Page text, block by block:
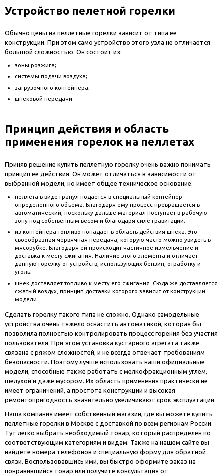
Устройство пелетной горелки
Обычно цены на пеллетные горелки зависит от типа ее
конструкции. При этом само устройство этого узла не отличается
большой сложностью. Он состоит из:
зоны розжига;
системы подачи воздуха;
загрузочного контейнера;
шнековой передачи.
Принцип действия и область
применения горелок на пеллетах
Приняв решение купить пеллетную горелку очень важно понимать
принцип ее действия. Он может отличаться в зависимости от
выбранной модели, но имеет общее техническое основание:
пеллета в виде гранул подается в специальный контейнер
определенного объема. Благодаря ему процесс превращается в
автоматический, поскольку дальше материал поступает в рабочую
зону под собственным весом и благодаря силе гравитации;
из контейнера топливо попадает в область действия шнека. Это
своеобразная червячная передача, которую часто можно увидеть в
мясорубке. Благодаря ей происходит частичное измельчение и
доставка к месту сжигания. Наличие этого элемента и отличает
данную горелку от устройств, использующих бензин, отработку и
уголь;
шнек доставляет топливо к месту его сжигания. Сюда же доставляется
сжатый воздух, принцип доставки которого зависит от конструкции
модели.
Сделать горелку такого типа не сложно. Однако самодельные
устройства очень тяжело оснастить автоматикой, которая бы
позволила полностью контролировать процесс горения без участия
пользователя. При этом установка кустарного агрегата также
связана с ряжом сложностей, и не всегда отвечает требованиям
безопасности. Поэтому лучше использовать наши официальные
модели, способные также работать с мелкофракционным углем,
шелухой и даже мусором. Их область применения практически не
имеет ограничений, а простота конструкции и высокая
ремонтопригодность значительно увеличивают срок эксплуатации.
Наша компания имеет собственный магазин, где вы можете купить
пеллетные горелки в Москве с доставкой по всем регионам России.
Тут легко выбрать необходимый товар, который распределен по
соответствующим категориям и видам. Также на нашем сайте вы
найдете номера телефонов и специальную форму для обратной
связи. Воспользовавшись ими, вы быстро оформите заказ на
понравившийся товар или получите консультация от